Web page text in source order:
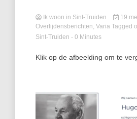
Ik woon in Sint-Truiden 19
Overlijdensberichten, Varia Tagged
Sint-Truiden - 0 Minutes
Klik op de afbeelding om te